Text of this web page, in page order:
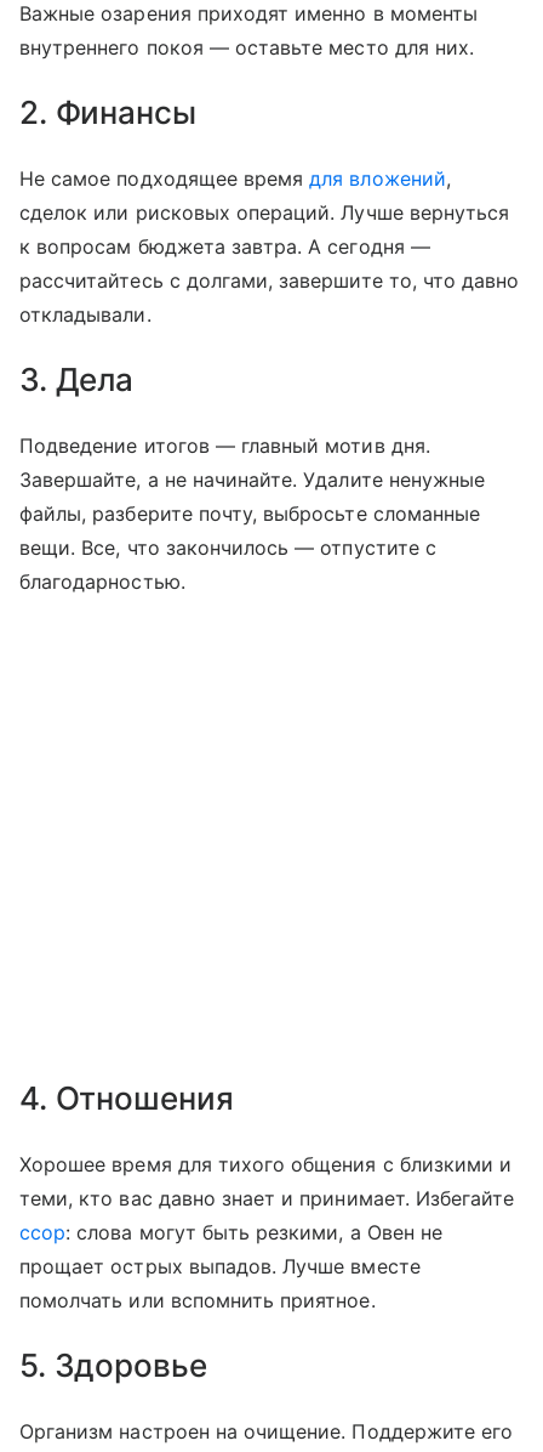
Важные озарения приходят именно в моменты
внутреннего покоя — оставьте место для них.
2. Финансы
Не самое подходящее времядля вложений,
сделок или рисковых операций. Лучше вернуться
к вопросам бюджета завтра. А сегодня —
рассчитайтесь с долгами, завершите то, что давно
откладывали.
3. Дела
Подведение итогов — главный мотив дня.
Завершайте, а не начинайте. Удалите ненужные
файлы, разберите почту, выбросьте сломанные
вещи. Все, что закончилось — отпустите с
благодарностью.
4. Отношения
Хорошее время для тихого общения с близкими и
теми, кто вас давно знает и принимает. Избегайте
ссор: слова могут быть резкими, а Овен не
прощает острых выпадов. Лучше вместе
помолчать или вспомнить приятное.
5. Здоровье
Организм настроен на очищение. Поддержите его